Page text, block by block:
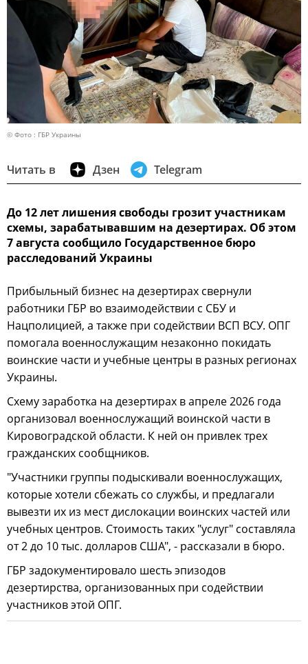
© Фото : ГБР Украины
Читать в Дзен Telegram
До 12 лет лишения свободы грозит участникам
схемы, зарабатывавшим на дезертирах. Об этом
7 августа сообщило Государственное бюро
расследований Украины
Прибыльный бизнес на дезертирах свернули
работники ГБР во взаимодействии с СБУ и
Нацполицией, а также при содействии ВСП ВСУ. ОПГ
помогала военнослужащим незаконно покидать
воинские части и учебные центры в разных регионах
Украины.
Схему заработка на дезертирах в апреле 2026 года
организовал военнослужащий воинской части в
Кировоградской области. К ней он привлек трех
гражданских сообщников.
"Участники группы подыскивали военнослужащих,
которые хотели сбежать со службы, и предлагали
вывезти их из мест дислокации воинских частей или
учебных центров. Стоимость таких "услуг" составляла
от 2 до 10 тыс. долларов США", - рассказали в бюро.
ГБР задокументировало шесть эпизодов
дезертирства, организованных при содействии
участников этой ОПГ.